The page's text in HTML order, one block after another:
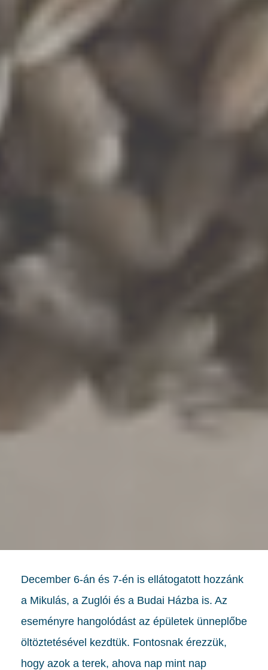
December 6-án és 7-én is ellátogatott hozzánk
a Mikulás, a Zuglói és a Budai Házba is. Az
eseményre hangolódást az épületek ünneplőbe
öltöztetésével kezdtük. Fontosnak érezzük,
hogy azok a terek, ahova nap mint nap